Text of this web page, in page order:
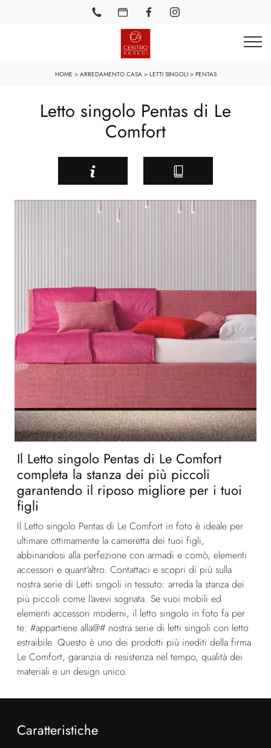
HOME > ARREDAMENTO CASA> LETTI SINGOLI > PENTAS
Letto singolo Pentas di Le
Comfort
Il Letto singolo Pentas di Le Comfort
completa la stanza dei più piccoli
garantendo il riposo migliore per i tuoi
figli
Il Letto singolo Pentas di Le Comfort in foto è ideale per
ultimare ottimamente la cameretta dei tuoi figli,
abbinandosi alla perfezione con armadi e comò, elementi
accessori e quant'altro. Contattaci e scopri di più sulla
nostra serie di Letti singoli in tessuto: arreda la stanza dei
più piccoli come l'avevi sognata. Se vuoi mobili ed
elementi accessori moderni, il letto singolo in foto fa per
te: #appartiene alla@# nostra serie di letti singoli con letto
estraibile. Questo è uno dei prodotti più inediti della firma
Le Comfort, garanzia di resistenza nel tempo, qualità dei
materiali e un design unico.
Caratteristiche